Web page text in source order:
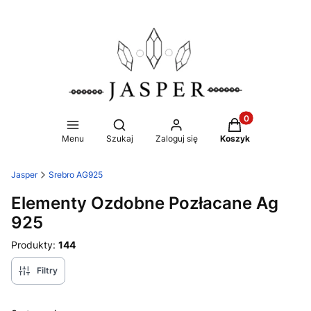
Menu
Otwórz wyszukiwarkę
Szukaj Zaloguj się
Produkty w
Koszyk
Jasper Srebro AG925
Elementy Ozdobne Pozłacane Ag
925
Produkty: 144
Filtry